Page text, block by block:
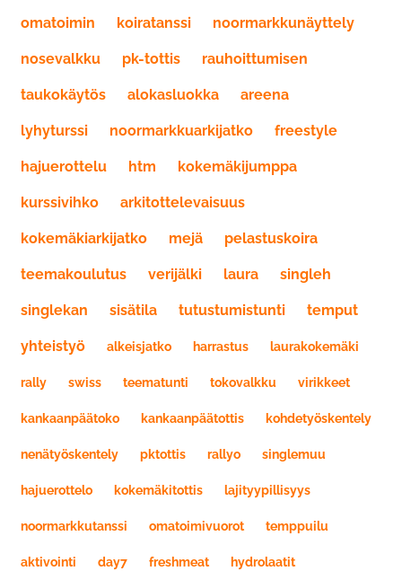
omatoimin koiratanssi noormarkkunäyttely
nosevalkku pk-tottis rauhoittumisen
taukokäytös alokasluokka areena
lyhyturssi noormarkkuarkijatko freestyle
hajuerottelu htm kokemäkijumppa
kurssivihko arkitottelevaisuus
kokemäkiarkijatko mejä pelastuskoira
teemakoulutus verijälki laura singleh
singlekan sisätila tutustumistunti temput
yhteistyö alkeisjatko harrastus laurakokemäki
rally swiss teematunti tokovalkku virikkeet
kankaanpäätoko kankaanpäätottis kohdetyöskentely
nenätyöskentely pktottis rallyo singlemuu
hajuerottelo kokemäkitottis lajityypillisyys
noormarkkutanssi omatoimivuorot temppuilu
aktivointi day7 freshmeat hydrolaatit